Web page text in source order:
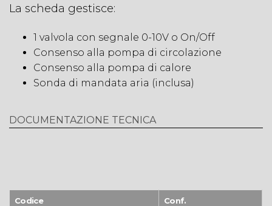
La scheda gestisce:
1 valvola con segnale 0-10V o On/Off
Consenso alla pompa di circolazione
Consenso alla pompa di calore
Sonda di mandata aria (inclusa)
DOCUMENTAZIONE TECNICA
Codice Conf.